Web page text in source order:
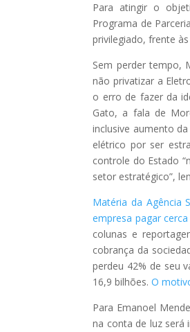
Para atingir o
Programa de
privilegiado, frente
Sem perder tempo,
não privatizar a
o erro de fazer da
Gato, a fala de
inclusive aumento
elétrico por ser
controle do Estado
setor estratégico”,
Matéria da Agência
empresa pagar
colunas e
cobrança da
perdeu 42% de seu
16,9 bilhões.O
Para Emanoel
na conta de luz será